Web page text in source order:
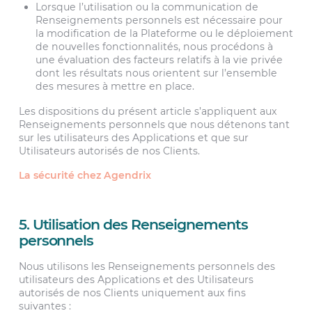
Lorsque l’utilisation ou la communication de
Renseignements personnels est nécessaire pour
la modification de la Plateforme ou le déploiement
de nouvelles fonctionnalités, nous procédons à
une évaluation des facteurs relatifs à la vie privée
dont les résultats nous orientent sur l’ensemble
des mesures à mettre en place.
Les dispositions du présent article s’appliquent aux
Renseignements personnels que nous détenons tant
sur les utilisateurs des Applications et que sur
Utilisateurs autorisés de nos Clients.
La sécurité chez Agendrix
5. Utilisation des Renseignements
personnels
Nous utilisons les Renseignements personnels des
utilisateurs des Applications et des Utilisateurs
autorisés de nos Clients uniquement aux fins
suivantes :